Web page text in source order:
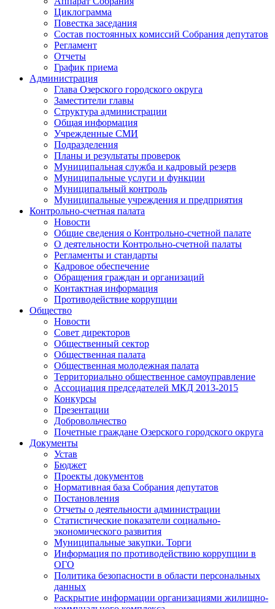
Циклограмма
Повестка заседания
Состав постоянных комиссий Собрания депутатов
Регламент
Отчеты
График приема
Администрация
Глава Озерского городского округа
Заместители главы
Структура администрации
Общая информация
Учрежденные СМИ
Подразделения
Планы и результаты проверок
Муниципальная служба и кадровый резерв
Муниципальные услуги и функции
Муниципальный контроль
Муниципальные учреждения и предприятия
Контрольно-счетная палата
Новости
Общие сведения о Контрольно-счетной палате
О деятельности Контрольно-счетной палаты
Регламенты и стандарты
Кадровое обеспечение
Обращения граждан и организаций
Контактная информация
Противодействие коррупции
Общество
Новости
Совет директоров
Общественный сектор
Общественная палата
Общественная молодежная палата
Территориально общественное самоуправление
Ассоциация председателей МКД 2013-2015
Конкурсы
Презентации
Добровольчество
Почетные граждане Озерского городского округа
Документы
Устав
Бюджет
Проекты документов
Нормативная база Собрания депутатов
Постановления
Отчеты о деятельности администрации
Статистические показатели социально-
экономического развития
Муниципальные закупки. Торги
Информация по противодействию коррупции в
ОГО
Политика безопасности в области персональных
данных
Раскрытие информации организациями жилищно-